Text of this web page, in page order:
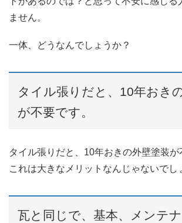
ません。
一体、どうなんでしょうか？
タイル張りだと、10年おき
が不要です。
タイル張りだと、10年おきの外壁塗装が
これは大きなメリットなんじゃないでし
瓦と同じで、基本、メンテ